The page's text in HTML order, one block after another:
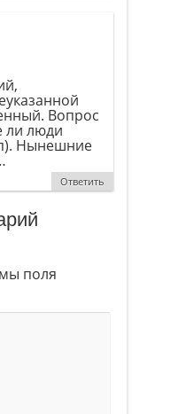
Вопрос
ли люди
Нынешние
Ответить
поля